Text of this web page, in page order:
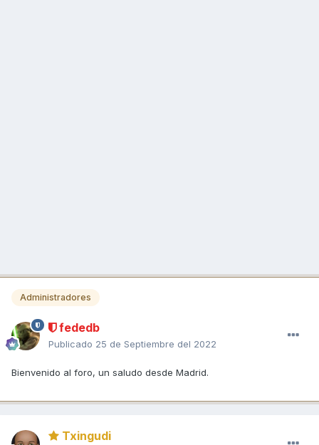
Administradores
fededb
Publicado 25 de Septiembre del 2022
Bienvenido al foro, un saludo desde Madrid.
Txingudi